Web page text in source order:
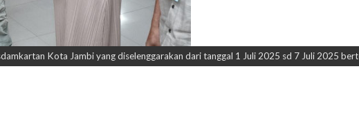
Kota Jambi yang diselenggarakan dari tanggal 1 Juli 2025 sd 7 Juli 2025